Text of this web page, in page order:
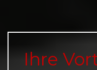
Ihre